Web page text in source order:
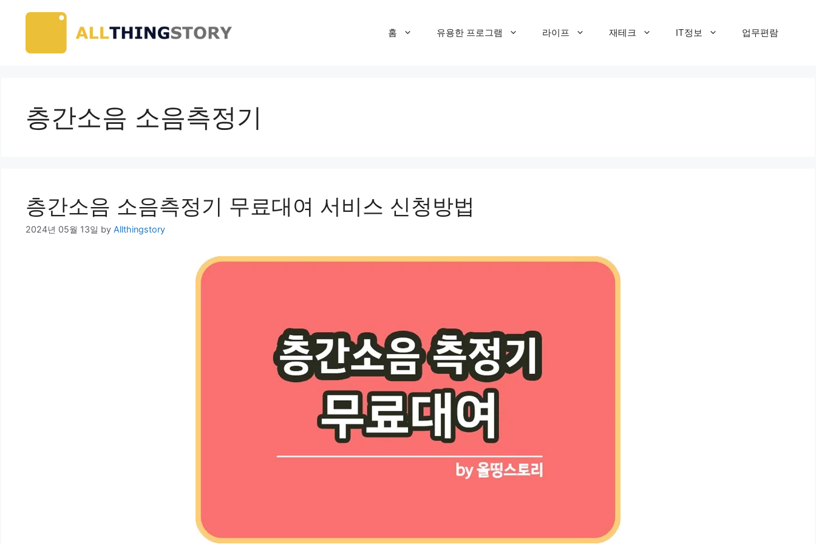
홈 유용한 프로그램 라이프 재테크 IT정보 업무편람
층간소음 소음측정기
층간소음 소음측정기 무료대여 서비스 신청방법
2024년 05월 13일 by Allthingstory